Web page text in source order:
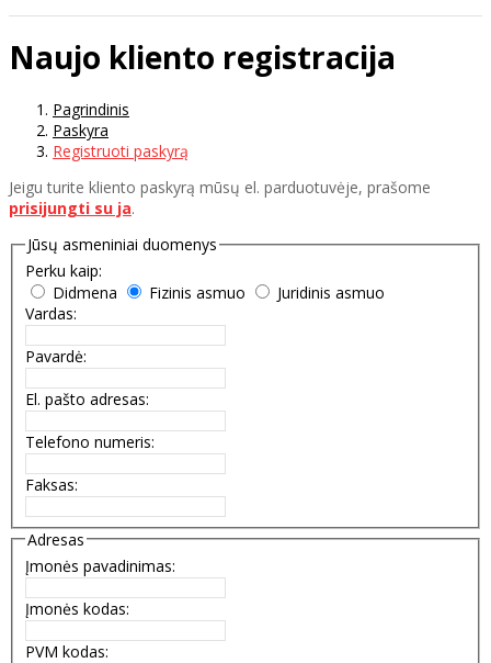
Naujo kliento registracija
Pagrindinis
Paskyra
Registruoti paskyrą
Jeigu turite kliento paskyrą mūsų el. parduotuvėje, prašome
prisijungti su ja.
Jūsų asmeniniai duomenys
Perku kaip:
Didmena
Fizinis asmuo
Juridinis asmuo
Vardas:
Pavardė:
El. pašto adresas:
Telefono numeris:
Faksas:
Adresas
Įmonės pavadinimas:
Įmonės kodas:
PVM kodas: